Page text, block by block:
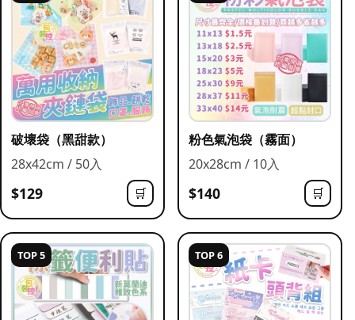
破壞袋（黑甜款）
28x42cm / 50入
$129 🛒
粉色氣泡袋（霧面）
20x28cm / 10入
$140 🛒
TOP 5 TOP 6